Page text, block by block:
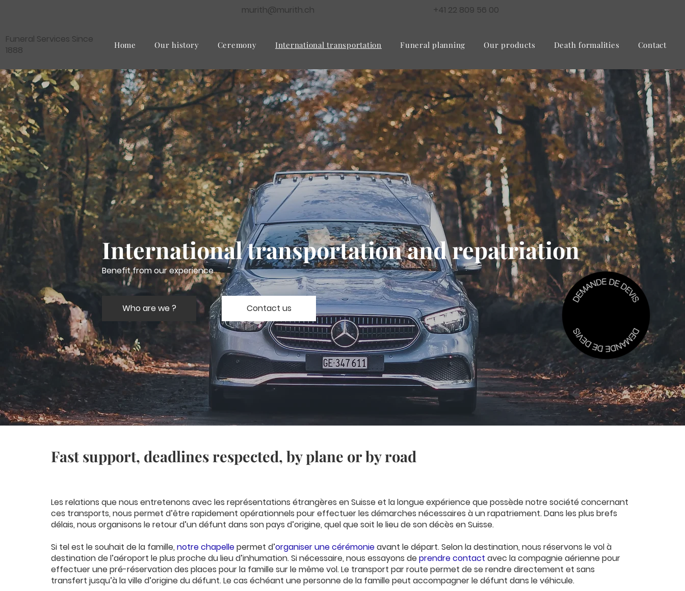
murith@murith.ch +41 22 809 56 00
Funeral Services Since
1888
Home Our history Ceremony International transportation Funeral planning Our products Death formalities Contact
International transportation and repatriation
Benefit from our experience
Who are we ? Contact us
Fast support, deadlines respected, by plane or by road
Les relations que nous entretenons avec les représentations étrangères en Suisse et la longue expérience que possède notre société concernant
ces transports, nous permet d’être rapidement opérationnels pour effectuer les démarches nécessaires à un rapatriement. Dans les plus brefs
délais, nous organisons le retour d’un défunt dans son pays d’origine, quel que soit le lieu de son décès en Suisse.
Si tel est le souhait de la famille, notre chapellepermet d’organiser une cérémonieavant le départ. Selon la destination, nous réservons le vol à
destination de l’aéroport le plus proche du lieu d’inhumation. Si nécessaire, nous essayons deprendre contact avec la compagnie aérienne pour
effectuer une pré-réservation des places pour la famille sur le même vol. Le transport par route permet de se rendre directement et sans
transfert jusqu’à la ville d’origine du défunt. Le cas échéant une personne de la famille peut accompagner le défunt dans le véhicule.